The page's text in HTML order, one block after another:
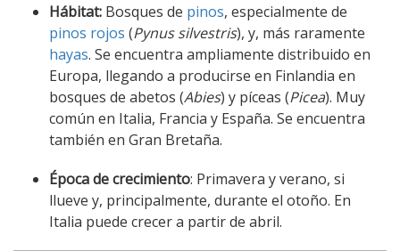
Hábitat: Bosques de pinos, especialmente de
pinos rojos (Pynus silvestris), y, más raramente
hayas. Se encuentra ampliamente distribuido en
Europa, llegando a producirse en Finlandia en
bosques de abetos (Abies) y píceas (Picea). Muy
común en Italia, Francia y España. Se encuentra
también en Gran Bretaña.
Época de crecimiento: Primavera y verano, si
llueve y, principalmente, durante el otoño. En
Italia puede crecer a partir de abril.